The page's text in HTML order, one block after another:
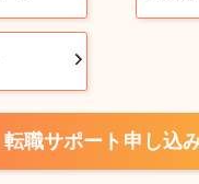
転職サポート申し込